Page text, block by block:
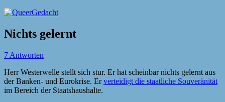
Nichts gelernt
7 Antworten
Herr Westerwelle stellt sich stur. Er hat scheinbar nichts gelernt aus
der Banken- und Eurokrise. Erverteidigt die staatliche Souveränität
im Bereich der Staatshaushalte.